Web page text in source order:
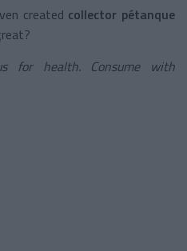
created collector pétanque
for health. Consume with